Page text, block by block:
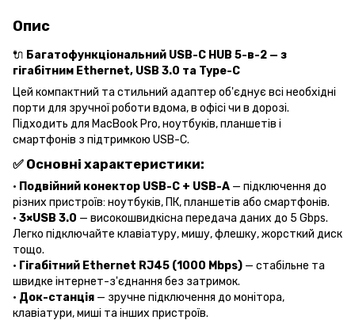
Опис
🔌 Багатофункціональний USB-C HUB 5-в-2 — з
гігабітним Ethernet, USB 3.0 та Type-C
Цей компактний та стильний адаптер об'єднує всі необхідні
порти для зручної роботи вдома, в офісі чи в дорозі.
Підходить для MacBook Pro, ноутбуків, планшетів і
смартфонів з підтримкою USB-C.
✅ Основні характеристики:
• Подвійний конектор USB-C + USB-A — підключення до
різних пристроїв: ноутбуків, ПК, планшетів або смартфонів.
• 3×USB 3.0 — високошвидкісна передача даних до 5 Gbps.
Легко підключайте клавіатуру, мишу, флешку, жорсткий диск
тощо.
• Гігабітний Ethernet RJ45 (1000 Mbps) — стабільне та
швидке інтернет-з'єднання без затримок.
• Док-станція — зручне підключення до монітора,
клавіатури, миші та інших пристроїв.